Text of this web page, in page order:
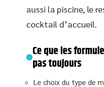
aussi la piscine, le
cocktail d’accueil.
Ce que les
pas toujours
Le choix du type de